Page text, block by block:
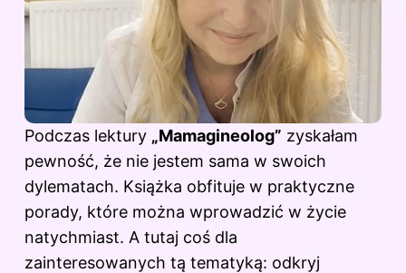
Podczas lektury „Mamagineolog” zyskałam
pewność, że nie jestem sama w swoich
dylematach. Książka obfituje w praktyczne
porady, które można wprowadzić w życie
natychmiast. A tutaj coś dla
zainteresowanych tą tematyką: odkryj